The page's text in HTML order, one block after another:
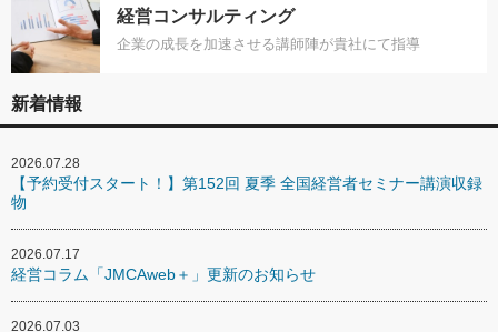
経営コンサルティング
企業の成長を加速させる講師陣が貴社にて指導
新着情報
2026.07.28
【予約受付スタート！】第152回 夏季 全国経営者セミナー講演収録
物
2026.07.17
経営コラム「JMCAweb＋」更新のお知らせ
2026.07.03